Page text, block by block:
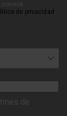
de privacidad
de